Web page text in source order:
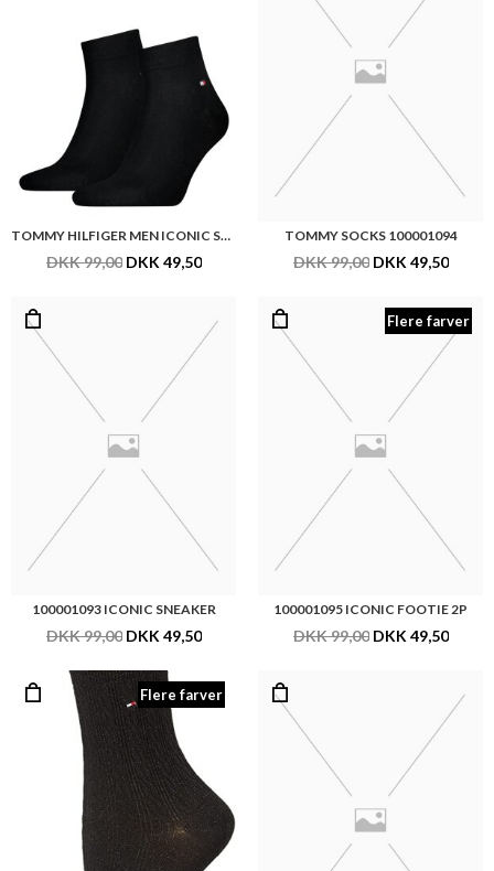
TOMMY HILFIGER MEN ICONIC SNEAKER 2P 342025001
DKK 99,00 DKK 49,50
TOMMY SOCKS 100001094
DKK 99,00 DKK 49,50
100001093 ICONIC SNEAKER
DKK 99,00 DKK 49,50
Flere farver
100001095 ICONIC FOOTIE 2P
DKK 99,00 DKK 49,50
Flere farver